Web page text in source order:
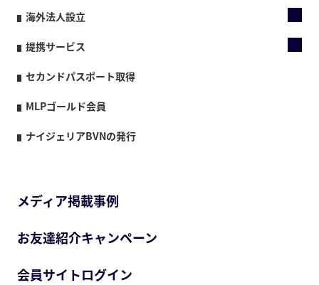
海外法人設立
提携サービス
セカンドパスポート取得
MLPゴールド会員
ナイジェリアBVNの発行
メディア掲載事例
お友達紹介キャンペーン
会員サイトログイン